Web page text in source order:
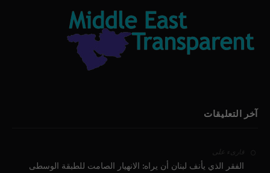
آخر التعليقات
قارىء على
الفقر الذي يأنف لبنان أن يراه: الانهيار الصامت للطبقة الوسطى